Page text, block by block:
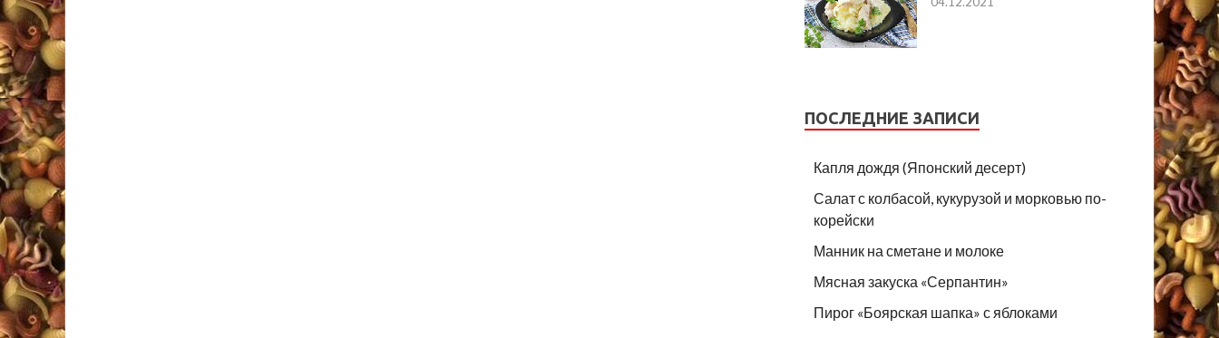
ПОСЛЕДНИЕ ЗАПИСИ
Капля дождя (Японский десерт)
Салат с колбасой, кукурузой и морковью по-
корейски
Манник на сметане и молоке
Мясная закуска «Серпантин»
Пирог «Боярская шапка» с яблоками